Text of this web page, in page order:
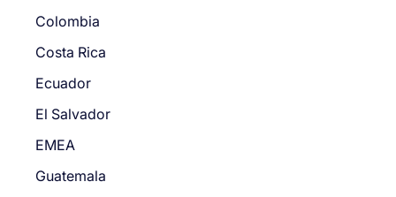
Colombia
Costa Rica
Ecuador
El Salvador
EMEA
Guatemala